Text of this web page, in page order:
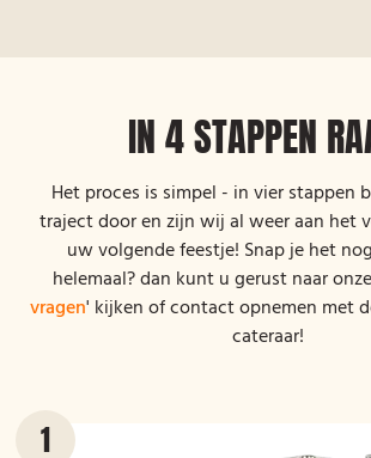
IN 4 STAPPEN
Het proces is simpel - in vier stappen
traject door en zijn wij al weer aan het
uw volgende feestje! Snap je het
helemaal? dan kunt u gerust naar
vragen' kijken of contact opnemen met
cateraar!